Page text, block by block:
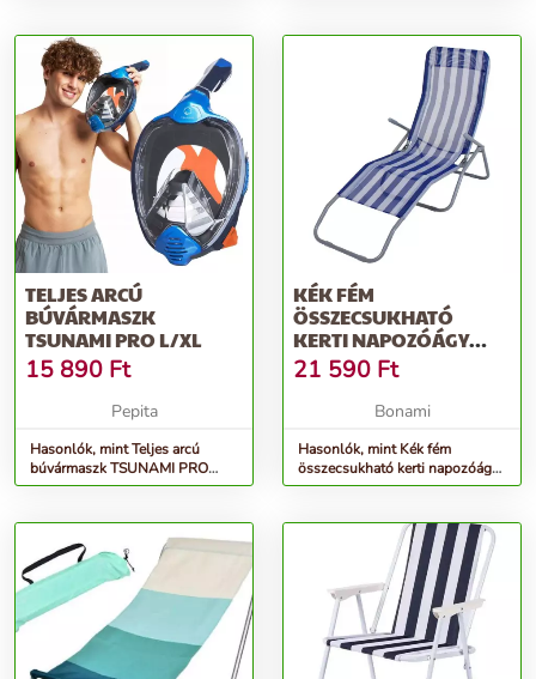
TELJES ARCÚ
BÚVÁRMASZK
TSUNAMI PRO L/XL
15 890 Ft
Pepita
Hasonlók, mint Teljes arcú
búvármaszk TSUNAMI PRO
L/XL
KÉK FÉM
ÖSSZECSUKHATÓ
KERTI NAPOZÓÁGY
SANDIA - GARDEN
PLEASURE
21 590 Ft
Bonami
Hasonlók, mint Kék fém
összecsukható kerti napozóágy
Sandia - Garden Pleasure